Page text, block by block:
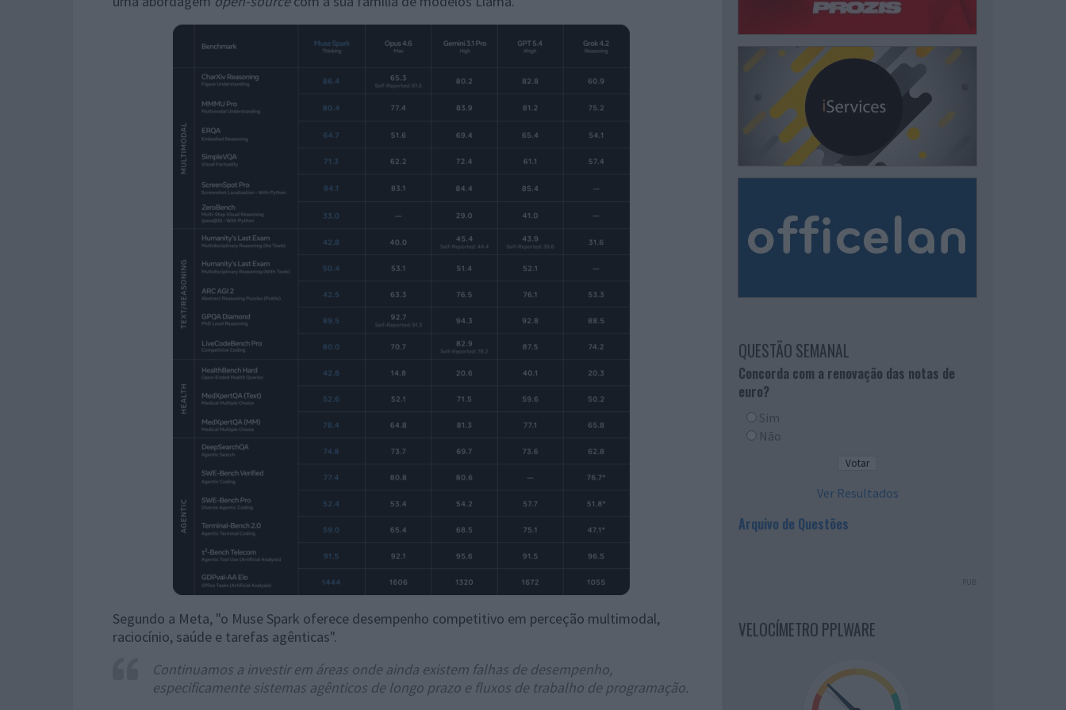
Segundo a Meta, "o Muse Spark oferece desempenho competitivo em perceção multimodal,
raciocínio, saúde e tarefas agênticas".
Continuamos a investir em áreas onde ainda existem falhas de desempenho,
especificamente sistemas agênticos de longo prazo e fluxos de trabalho de programação.
QUESTÃO SEMANAL
Concorda com a renovação das notas de
euro?
Sim
Não
Ver Resultados
Arquivo de Questões
PUB
VELOCÍMETRO PPLWARE